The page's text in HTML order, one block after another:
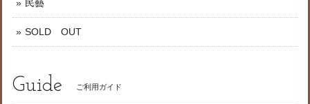
民藝
SOLD OUT
Guide ご利用ガイド